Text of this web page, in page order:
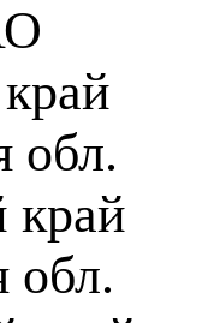
обл.
край
обл.